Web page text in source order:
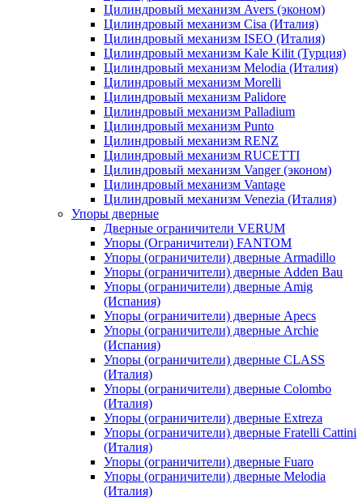
Цилиндровый механизм Avers (эконом)
Цилиндровый механизм Cisa (Италия)
Цилиндровый механизм ISEO (Италия)
Цилиндровый механизм Kale Kilit (Турция)
Цилиндровый механизм Melodia (Италия)
Цилиндровый механизм Morelli
Цилиндровый механизм Palidore
Цилиндровый механизм Palladium
Цилиндровый механизм Punto
Цилиндровый механизм RENZ
Цилиндровый механизм RUCETTI
Цилиндровый механизм Vanger (эконом)
Цилиндровый механизм Vantage
Цилиндровый механизм Venezia (Италия)
Упоры дверные
Дверные ограничители VERUM
Упоры (Ограничители) FANTOM
Упоры (ограничители) дверные Armadillo
Упоры (ограничители) дверные Adden Bau
Упоры (ограничители) дверные Amig
(Испания)
Упоры (ограничители) дверные Apecs
Упоры (ограничители) дверные Archie
(Испания)
Упоры (ограничители) дверные CLASS
(Италия)
Упоры (ограничители) дверные Colombo
(Италия)
Упоры (ограничители) дверные Extreza
Упоры (ограничители) дверные Fratelli Cattini
(Италия)
Упоры (ограничители) дверные Fuaro
Упоры (ограничители) дверные Melodia
(Италия)